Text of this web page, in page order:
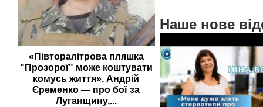
«Півторалітрова пляшка
"Прозорої" може коштувати
комусь життя». Андрій
Єременко — про бої за
Луганщину,...
Наше нове